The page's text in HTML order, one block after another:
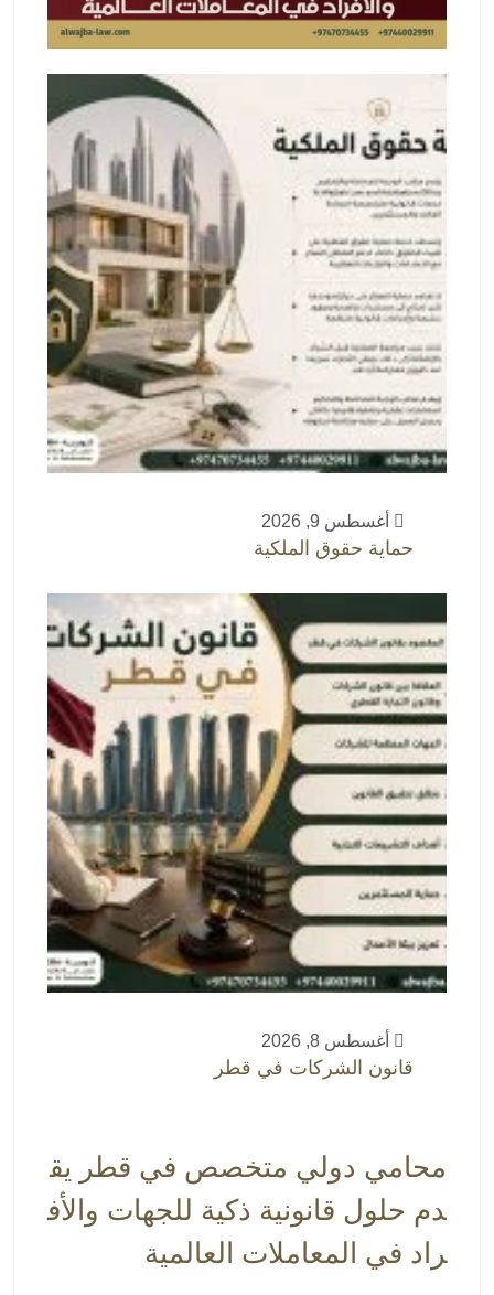
أغسطس 9, 2026
حماية حقوق الملكية
أغسطس 8, 2026
قانون الشركات في قطر
محامي دولي متخصص في قطر يق
دم حلول قانونية ذكية للجهات والأف
راد في المعاملات العالمية